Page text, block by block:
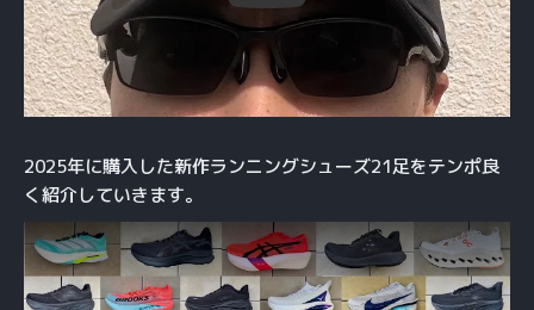
2025年に購入した新作ランニングシューズ21足をテンポ良
く紹介していきます。